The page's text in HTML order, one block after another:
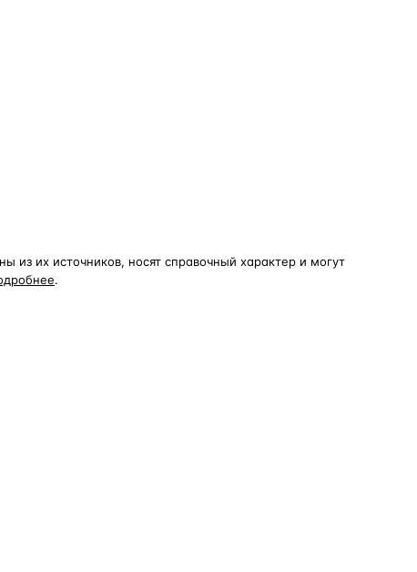
их источников, носят справочный характер и могут
.